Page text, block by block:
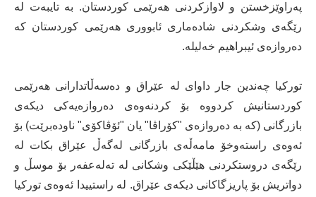
پەراوێزخستن و لاوازکردنی هەرێمی کوردستان. بە تایبەت لە
رێگەی وشکردنی شادەماری ئابووری هەرێمی کوردستان کە
دەروازەی ئیبراهیم خەلیلە.
تورکیا چەندین جار داوای لە عێراق و دەسەڵاتدارانی هەرێمی
کوردستانیش کردووە بۆ کردنەوەی دەروازەیەکی دیکەی
بازرگانی (کە بە دەروازەی "کۆراڤا" یان "ئۆڤاکۆی" ناودەبرێت) بۆ
ئەوەی راستەوخۆ مامەڵەی بازرگانی لەگەڵ عێراق بکات لە
رێگەی دروستکردنی هێڵێکی وشکانی لە تەلەعفەر بۆ موسڵ و
دواتریش بۆ پاریزگاکانی دیکەی عێراق. لە راستییدا ئەوەی تورکیا